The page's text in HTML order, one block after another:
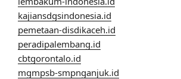
kajiansdgsindonesia.id
pemetaan-disdikaceh.id
peradipalembang.id
cbtgorontalo.id
mgmpsb-smpnganjuk.id